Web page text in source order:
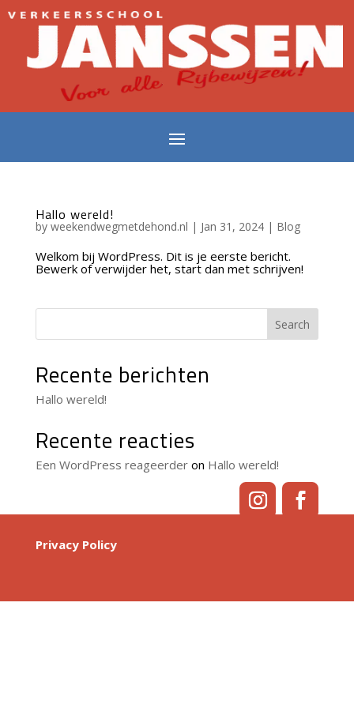
Hallo wereld!
by weekendwegmetdehond.nl | Jan 31, 2024| Blog
Welkom bij WordPress. Dit is je eerste bericht.
Bewerk of verwijder het, start dan met schrijven!
Search
Recente berichten
Hallo wereld!
Recente reacties
Een WordPress reageerderon Hallo wereld!
Privacy Policy